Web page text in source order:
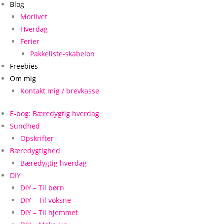
Blog
Morlivet
Hverdag
Ferier
Pakkeliste-skabelon
Freebies
Om mig
Kontakt mig / brevkasse
E-bog: Bæredygtig hverdag
Sundhed
Opskrifter
Bæredygtighed
Bæredygtig hverdag
DIY
DIY – Til børn
DIY – Til voksne
DIY – Til hjemmet